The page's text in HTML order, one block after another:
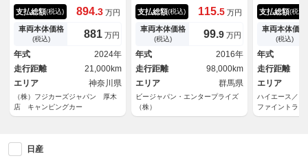
イゾラ バンコン 家庭用エア
コン シンク 冷蔵庫 ＦＦヒ
ーター リチウム２００Ａｈ
走行充電（ＣＴＥＫ） 外部充
電 インバータ ソーラーパネ
ル 電子レンジ 給排水タン
ク 家庭用テレビ マックスフ
ァン 安全装備
支払総額(税込) 894.3 万円
車両本体価格
(税込) 881 万円
年式
2024年
走行距離
21,000km
エリア
神奈川県
（株）フジカーズジャパン 厚木
店 キャンピングカー
ム４ＷＤ 保証付き ディーゼ
ル パワーウインドウ パワー
ステアリング ３列シート エ
アバック Ｂカメ ターボモデ
ル エアコン キーレス Ｅ
ＴＣ ワンオーナー ＡＢＳ
支払総額(税込) 115.5 万円
車両本体価格
(税込) 99.9 万円
年式
2016年
走行距離
98,000km
エリア
群馬県
ビージャパン・エンタープライズ
（株）
制限保証付
衝突軽減ブレ
ーナビ バッ
ライドドア
ＴＶ Ｂｌｕ
ーレス ドラ
ＣＤ再生
支払総額(税込)
車両本体価格
(税込)
年式
走行距離
エリア
ハイエース／
ファイントラス
日産